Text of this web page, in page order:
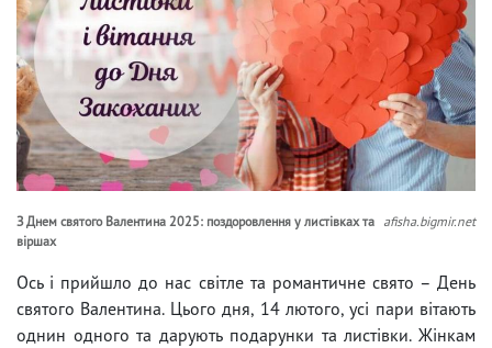
З Днем святого Валентина 2025: поздоровлення у листівках та
віршах
afisha.bigmir.net
Ось і прийшло до нас світле та романтичне свято – День
святого Валентина. Цього дня, 14 лютого, усі пари вітають
однин одного та дарують подарунки та листівки. Жінкам